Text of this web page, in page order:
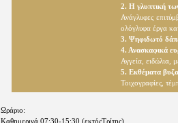
2. Η γλυπτική
Ανάγλυφες
ολόγλυφα έργα
3. Ψηφιδωτό
4. Ανασκαφικά
Αγγεία, ειδώλια,
5. Εκθέματα
Τοιχογραφίες,
Ωράριo:
Καθημερινά 07:30-15:30 (εκτόςΤρίτης)